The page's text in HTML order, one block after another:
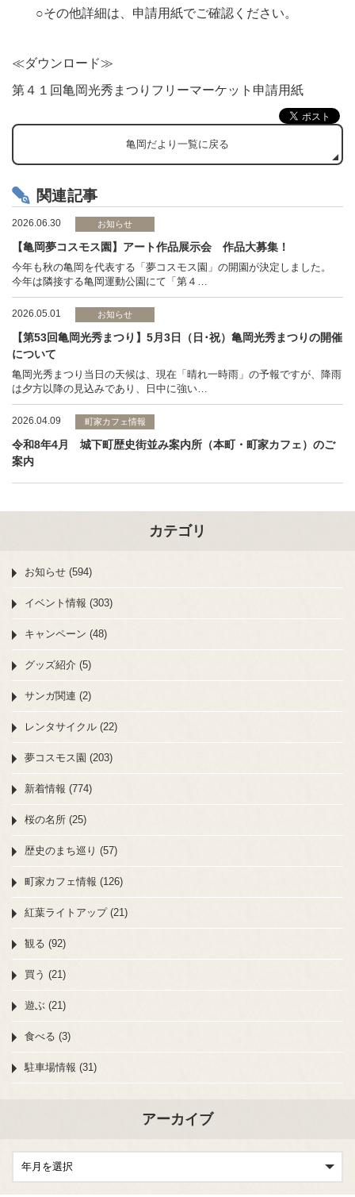
○その他詳細は、申請用紙でご確認ください。
≪ダウンロード≫
第４１回亀岡光秀まつりフリーマーケット申請用紙
亀岡だより一覧に戻る
関連記事
2026.06.30 お知らせ
【亀岡夢コスモス園】アート作品展示会 作品大募集！
今年も秋の亀岡を代表する「夢コスモス園」の開園が決定しました。
今年は隣接する亀岡運動公園にて「第４…
2026.05.01 お知らせ
【第53回亀岡光秀まつり】5月3日（日･祝）亀岡光秀まつりの開催
について
亀岡光秀まつり当日の天候は、現在「晴れ一時雨」の予報ですが、降雨
は夕方以降の見込みであり、日中に強い…
2026.04.09 町家カフェ情報
令和8年4月 城下町歴史街並み案内所（本町・町家カフェ）のご
案内
カテゴリ
お知らせ (594)
イベント情報 (303)
キャンペーン (48)
グッズ紹介 (5)
サンガ関連 (2)
レンタサイクル (22)
夢コスモス園 (203)
新着情報 (774)
桜の名所 (25)
歴史のまち巡り (57)
町家カフェ情報 (126)
紅葉ライトアップ (21)
観る (92)
買う (21)
遊ぶ (21)
食べる (3)
駐車場情報 (31)
アーカイブ